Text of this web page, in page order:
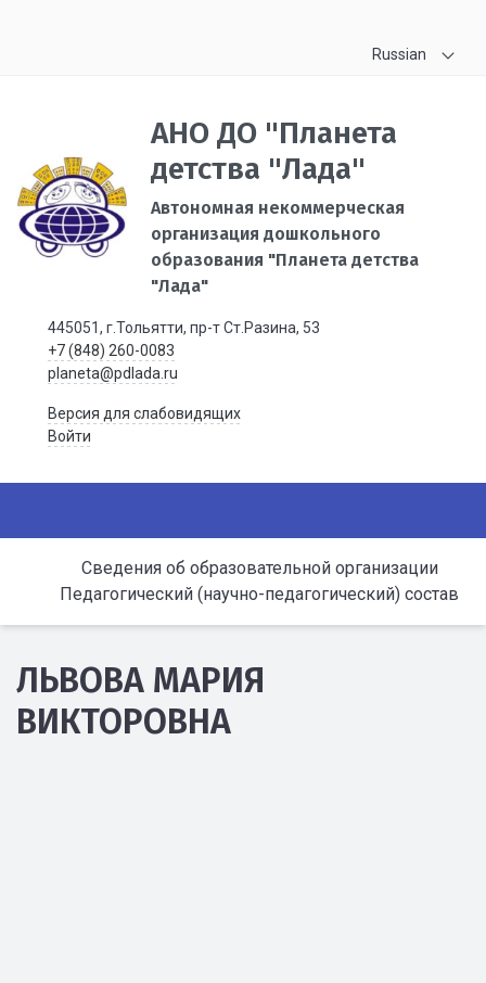
Russian
АНО ДО "Планета
детства "Лада"
Автономная некоммерческая
организация дошкольного
образования "Планета детства
"Лада"
445051, г.Тольятти, пр-т Ст.Разина, 53
+7 (848) 260-0083
planeta@pdlada.ru
Версия для слабовидящих
Войти
Сведения об образовательной организации
Педагогический (научно-педагогический) состав
ЛЬВОВА МАРИЯ
ВИКТОРОВНА